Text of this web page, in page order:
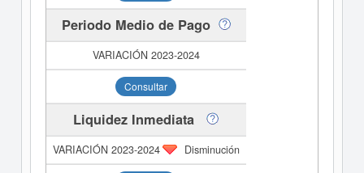
Periodo Medio de Pago
Consultar
Liquidez Inmediata
Disminución